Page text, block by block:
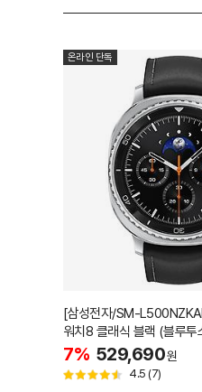
온라인 단독
[삼성전자/SM-
워치8 클래식 블랙 (블루투
7% 529,690원
4.5 (7)